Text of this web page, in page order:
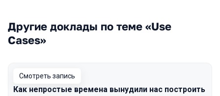
Другие доклады по теме «Use
Cases»
Смотреть запись
Как непростые времена вынудили нас построить